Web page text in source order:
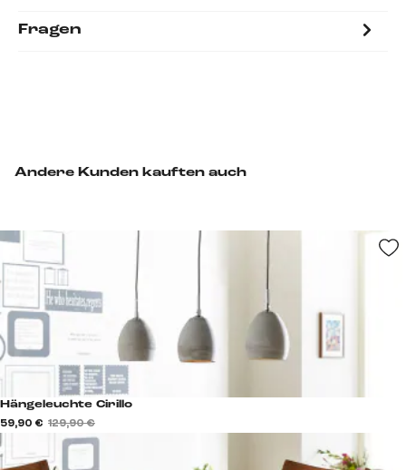
Fragen
Andere Kunden kauften auch
Hängeleuchte Cirillo
59,90 € 129,90 €